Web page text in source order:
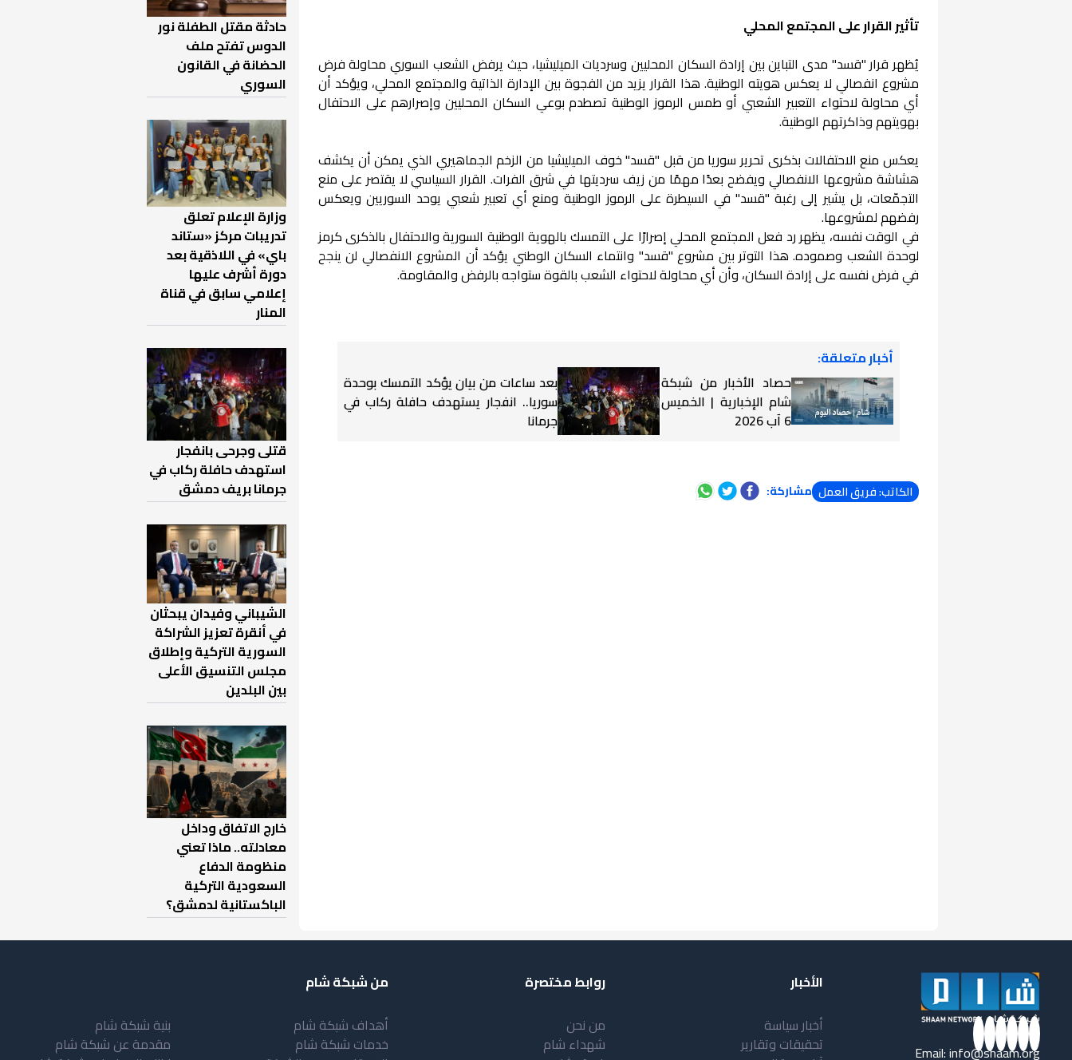
تأثير القرار على المجتمع المحلي
يُظهر قرار "قسد" مدى التباين بين إرادة السكان المحليين وسرديات الميليشيا، حيث يرفض الشعب السوري محاولة فرض
مشروع انفصالي لا يعكس هويته الوطنية. هذا القرار يزيد من الفجوة بين الإدارة الذاتية والمجتمع المحلي، ويؤكد أن
أي محاولة لاحتواء التعبير الشعبي أو طمس الرموز الوطنية تصطدم بوعي السكان المحليين وإصرارهم على الاحتفال
بهويتهم وذاكرتهم الوطنية.
يعكس منع الاحتفالات بذكرى تحرير سوريا من قبل "قسد" خوف الميليشيا من الزخم الجماهيري الذي يمكن أن يكشف
هشاشة مشروعها الانفصالي ويفضح بعدًا مهمًا من زيف سرديتها في شرق الفرات. القرار السياسي لا يقتصر على منع
التجمّعات، بل يشير إلى رغبة "قسد" في السيطرة على الرموز الوطنية ومنع أي تعبير شعبي يوحد السوريين ويعكس
رفضهم لمشروعها.
في الوقت نفسه، يظهر رد فعل المجتمع المحلي إصرارًا على التمسك بالهوية الوطنية السورية والاحتفال بالذكرى كرمز
لوحدة الشعب وصموده. هذا التوتر بين مشروع "قسد" وانتماء السكان الوطني يؤكد أن المشروع الانفصالي لن ينجح
في فرض نفسه على إرادة السكان، وأن أي محاولة لاحتواء الشعب بالقوة ستواجه بالرفض والمقاومة.
أخبار متعلقة:
حصاد الأخبار من شبكة
شام الإخبارية | الخميس
6 آب 2026
بعد ساعات من بيان يؤكد التمسك بوحدة
سوريا.. انفجار يستهدف حافلة ركاب في
جرمانا
الكاتب: فريق العمل مشاركة:
حادثة مقتل الطفلة نور
الدوس تفتح ملف
الحضانة في القانون
السوري
وزارة الإعلام تعلق
تدريبات مركز «ستاند
باي» في اللاذقية بعد
دورة أشرف عليها
إعلامي سابق في قناة
المنار
قتلى وجرحى بانفجار
استهدف حافلة ركاب في
جرمانا بريف دمشق
الشيباني وفيدان يبحثان
في أنقرة تعزيز الشراكة
السورية التركية وإطلاق
مجلس التنسيق الأعلى
بين البلدين
خارج الاتفاق وداخل
معادلته.. ماذا تعني
منظومة الدفاع
السعودية التركية
الباكستانية لدمشق؟
Email:info@shaam.org
الأخبار
أخبار سياسة
تحقيقات وتقارير
روابط مختصرة
من نحن
شهداء شام
من شبكة شام
أهداف شبكة شام
خدمات شبكة شام
بنية شبكة شام
مقدمة عن شبكة شام